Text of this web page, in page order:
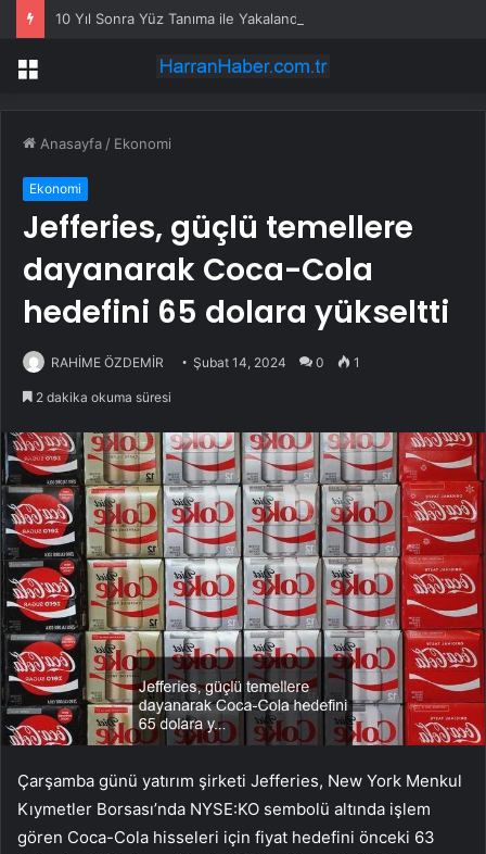
10 Yıl Sonra Yüz Tanıma ile Yakalandı
Menü
Anasayfa / Ekonomi
Ekonomi
Jefferies, güçlü temellere
dayanarak Coca-Cola
hedefini 65 dolara yükseltti
RAHİME ÖZDEMİR Şubat 14, 2024 0 1
2 dakika okuma süresi
Çarşamba günü yatırım şirketi Jefferies, New York Menkul
Kıymetler Borsası’nda NYSE:KO sembolü altında işlem
gören Coca-Cola hisseleri için fiyat hedefini önceki 63